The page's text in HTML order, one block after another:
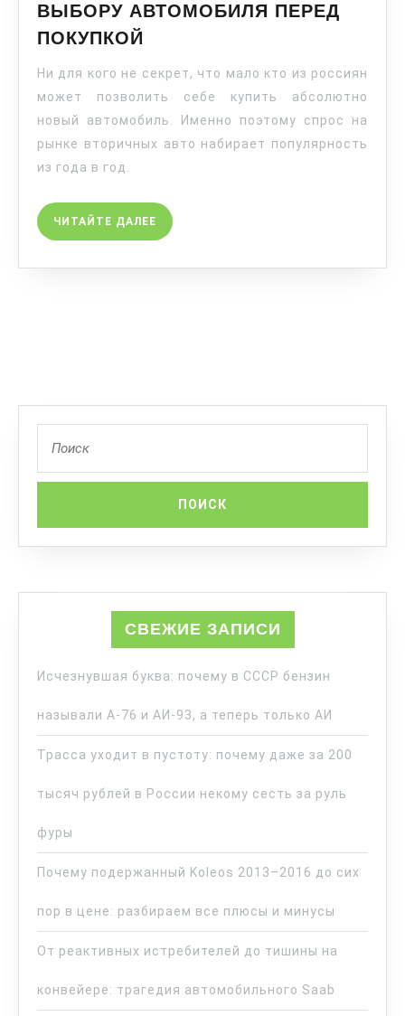
ВЫБОРУ АВТОМОБИЛЯ ПЕРЕД
ПОКУПКОЙ
Ни для кого не секрет, что мало кто из россиян
может позволить себе купить абсолютно
новый автомобиль. Именно поэтому спрос на
рынке вторичных авто набирает популярность
из года в год.
ЧИТАЙТЕ ДАЛЕЕ
СВЕЖИЕ ЗАПИСИ
Исчезнувшая буква: почему в СССР бензин
называли А-76 и АИ-93, а теперь только АИ
Трасса уходит в пустоту: почему даже за 200
тысяч рублей в России некому сесть за руль
фуры
Почему подержанный Koleos 2013–2016 до сих
пор в цене: разбираем все плюсы и минусы
От реактивных истребителей до тишины на
конвейере: трагедия автомобильного Saab